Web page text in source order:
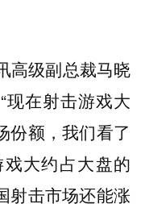
高级副总裁马晓
现在射击游戏大
份额，我们看了
大约占大盘的
射击市场还能涨